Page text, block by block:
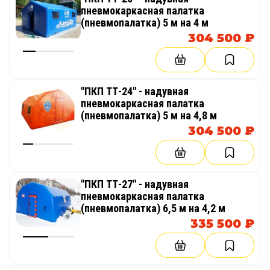
Работает как рекламный объект
Юрта с индивидуальным дизайном, логотипом
или национальными узорами помогает бренду
выделиться. Она заметна издалека, хорошо
смотрится на фото и видео, создает атмосферу и
запоминается посетителям. Это выгодно для
компаний, которым важно не просто
разместиться на площадке, а привлечь
внимание.
ПРЕИМУЩЕСТВА НАДУВНОЙ МОБИЛЬНОЙ ЮРТЫ
Мобильность и компактное хранение
В сложенном виде надувная юрта занимает
гораздо меньше места, чем жесткие павильоны
пневмокаркасная палатка
(пневмопалатка) 5 м на 4 м
304 500 ₽
"ПКП ТТ-24" - надувная
пневмокаркасная палатка
(пневмопалатка) 5 м на 4,8 м
304 500 ₽
"ПКП ТТ-27" - надувная
пневмокаркасная палатка
(пневмопалатка) 6,5 м на 4,2 м
335 500 ₽